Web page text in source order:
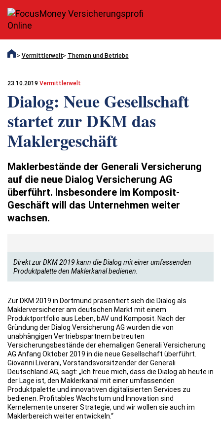
Vermittlerwelt Themen und Betriebe
23.10.2019 Vermittlerwelt
Dialog: Neue Gesellschaft
startet zur DKM das
Maklergeschäft
Maklerbestände der Generali Versicherung
auf die neue Dialog Versicherung AG
überführt. Insbesondere im Komposit-
Geschäft will das Unternehmen weiter
wachsen.
Direkt zur DKM 2019 kann die Dialog mit einer umfassenden
Produktpalette den Maklerkanal bedienen.
Zur DKM 2019 in Dortmund präsentiert sich die Dialog als
Maklerversicherer am deutschen Markt mit einem
Produktportfolio aus Leben, bAV und Komposit. Nach der
Gründung der Dialog Versicherung AG wurden die von
unabhängigen Vertriebspartnern betreuten
Versicherungsbestände der ehemaligen Generali Versicherung
AG Anfang Oktober 2019 in die neue Gesellschaft überführt.
Giovanni Liverani, Vorstandsvorsitzender der Generali
Deutschland AG, sagt: „Ich freue mich, dass die Dialog ab heute in
der Lage ist, den Maklerkanal mit einer umfassenden
Produktpalette und innovativen digitalisierten Services zu
bedienen. Profitables Wachstum und Innovation sind
Kernelemente unserer Strategie, und wir wollen sie auch im
Maklerbereich weiter entwickeln.“